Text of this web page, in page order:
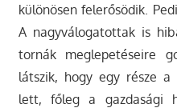
különösen felerősödik.
A nagyválogatottak is
tornák meglepetéseire
látszik, hogy egy része
lett, főleg a gazdasági